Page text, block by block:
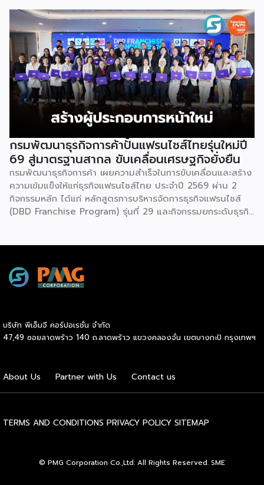
รวมกว่า 250 บูธ บนพื้นที่ 15,000 ตารางเมตร หวังเป็นทาง
เลือกสร้างรายได้เพิ่มและพยุงเศรษฐกิจไทยให้ฟื้นตัว เสิร์ฟครบ
จบในงานด้วยสินเชื่อ และทำเลทองทั่วประเทศ พร้อมเสวนาให้
ความรู้โดยผู้ทรงคุณวุฒิคับคั่ง และกิจกรรมเจรจาจับคู่ธุรกิจทั้งใน
และต่างประเทศ งานจัดต่อเนื่องระหว่างวันที่ 6-9 สิงหาคมนี้ ที่
ฮอลล์ 6-8 อิมแพ็คเมืองทองธานี คาดเม็ดเงินสะพัดในงานราว
220 ล้านบาท นายพูนพงษ์ นัยนาภากรณ์ อธิบดีกรมพัฒนา
ธุรกิจการค้า กระทรวงพาณิชย์ กล่าวว่า งาน ” Franchise Expo
Thailand & Thailand E-Commerce Selection Expo
(TESE 2026) เป็นเวทีแสดงธุรกิจแฟรนไชส์และโซลูชั่นส์แบบครบ
วงจร […]
กรมพัฒนาธุรกิจการค้าปั้นแฟรนไชส์ไทยรุ่นใหม่ปี
69 สู่มาตรฐานสากล ขับเคลื่อนเศรษฐกิจยั่งยืน
กรมพัฒนาธุรกิจการค้า เผยความสำเร็จในการขับเคลื่อนและสร้าง
ความเข้มแข็งให้แก่ธุรกิจแฟรนไชส์ไทย ประจำปี 2569 ผ่าน 2
กิจกรรมหลัก ได้แก่ หลักสูตรการบริหารจัดการธุรกิจแฟรนไชส์
(DBD Franchise Program) รุ่นที่ 29 และกิจกรรมยกระดับธุรกิจ
กรมพัฒนาธุรกิจการค้า กระทรวงพาณิชย์ เปิดเผยภายหลังเป็น
ประธานมอบประกาศนียบัตรแก่ผู้ประกอบการแฟรนไชส์ใน 2
กิจกรรมแรกเป็นการอบรมหลักสูตรการบริหารจัดการธุรกิจแฟรน
ไชส์ (DBD Franchise Program: DBD-FP) รุ่นที่ 29 ซึ่งเป็น
คุณวุฒิจากภาครัฐ ภาคเอกชน และสถาบันการศึกษา ที่มาร่วมบ่ม
เพาะความรู้เชิงปฏิบัติการให้แก่ผู้ประกอบธุรกิจแฟรนไชส์อย่างเข้ม
บริษัท พีเอ็มจี คอร์ปอเรชั่น จำกัด
47,49 ซอยลาดพร้าว 140 ถ.ลาดพร้าว แขวงคลองจั่น เขตบางกะปิ กรุงเทพฯ
About Us Partner with Us Contact us
TERMS AND CONDITIONS PRIVACY POLICY SITEMAP
© PMG Corporation Co.,Ltd. All Rights Reserved. SME